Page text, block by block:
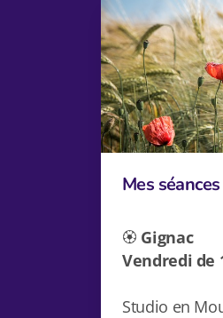
Mes
🏵️ Gignac
Vendredi de
Studio en